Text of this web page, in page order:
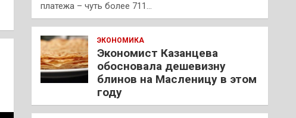
платежа – чуть более 711…
ЭКОНОМИКА
Экономист Казанцева
обосновала дешевизну
блинов на Масленицу в этом
году